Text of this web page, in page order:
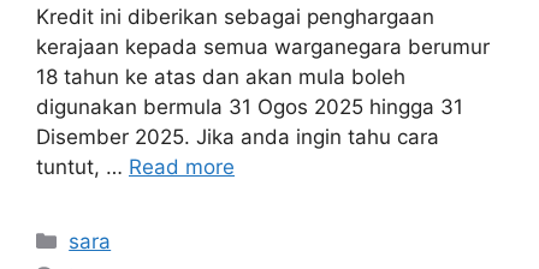
Kredit ini diberikan sebagai penghargaan
kerajaan kepada semua warganegara berumur
18 tahun ke atas dan akan mula boleh
digunakan bermula 31 Ogos 2025 hingga 31
Disember 2025. Jika anda ingin tahu cara
tuntut, … Read more
Categories
sara